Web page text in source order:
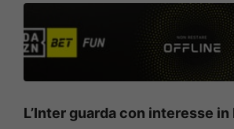
L’Inter guarda con interesse